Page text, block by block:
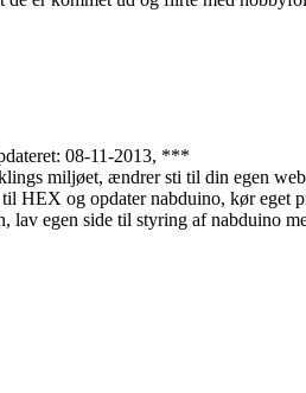
08-11-2013, ***
miljøet, ændrer sti til din egen
HEX og opdater nabduino, kør eget
egen side til styring af nabduino